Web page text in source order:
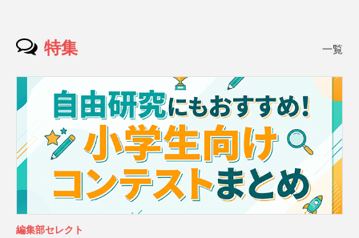
特集 一覧
編集部セレクト